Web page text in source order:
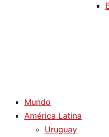
Mundo
América Latina
Uruguay